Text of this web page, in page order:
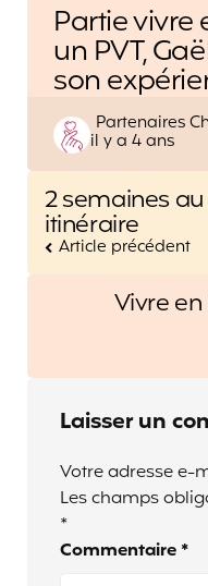
Partie
un PVT,
son
Posted
by
Partenaires
il y a 4 ans
Post
navigation
2 semaines
itinéraire
Article précédent
Vivre
Laisser un
Votre adresse e-
Les champs
*
Commentaire *